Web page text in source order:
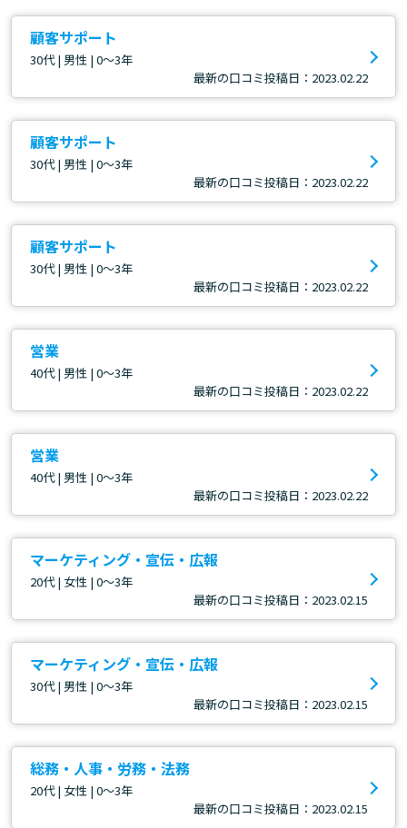
顧客サポート
30代 | 男性 | 0～3年
最新の口コミ投稿日：2023.02.22
顧客サポート
30代 | 男性 | 0～3年
最新の口コミ投稿日：2023.02.22
顧客サポート
30代 | 男性 | 0～3年
最新の口コミ投稿日：2023.02.22
営業
40代 | 男性 | 0～3年
最新の口コミ投稿日：2023.02.22
営業
40代 | 男性 | 0～3年
最新の口コミ投稿日：2023.02.22
マーケティング・宣伝・広報
20代 | 女性 | 0～3年
最新の口コミ投稿日：2023.02.15
マーケティング・宣伝・広報
30代 | 男性 | 0～3年
最新の口コミ投稿日：2023.02.15
総務・人事・労務・法務
20代 | 女性 | 0～3年
最新の口コミ投稿日：2023.02.15